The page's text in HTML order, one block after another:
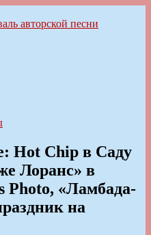
песни
Hot Chip в Саду
Лоранс» в
Photo, «Ламбада-
на